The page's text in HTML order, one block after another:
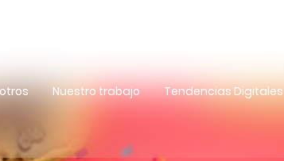
Nuestro trabajo Tendencias Digitales